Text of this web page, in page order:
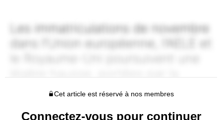
Cet article est réservé à nos membres
Connectez-vous pour continuer